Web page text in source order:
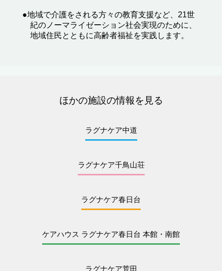
●地域で介護をされる方々の教育支援など、21世
紀のノーマライゼーション社会実現のために、
地域住民とともに高齢者福祉を実践します。
ほかの施設の情報を見る
ラグナケア中道
ラグナケア千鳥山荘
ラグナケア春日台
ケアハウス ラグナケア春日台 本館・南館
ラグナケア荒田